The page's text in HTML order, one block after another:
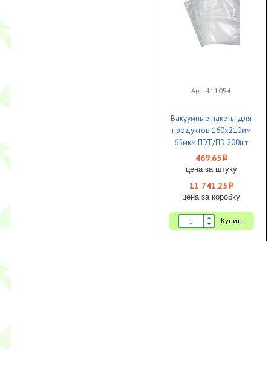
Арт. 411054
Вакуумные пакеты для
продуктов 160х210мм
65мкм ПЭТ/ПЭ 200шт
1/25
469.65 i
цена за штуку
11 741.25 i
цена за коробку
Купить